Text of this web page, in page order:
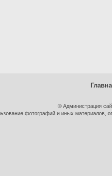
© Администрация
фотографий и иных материалов,